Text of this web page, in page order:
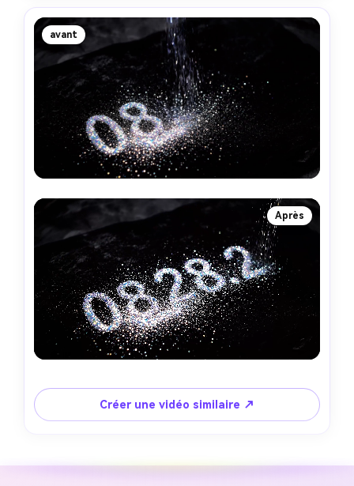
avant
Après
Créer une vidéo similaire ↗